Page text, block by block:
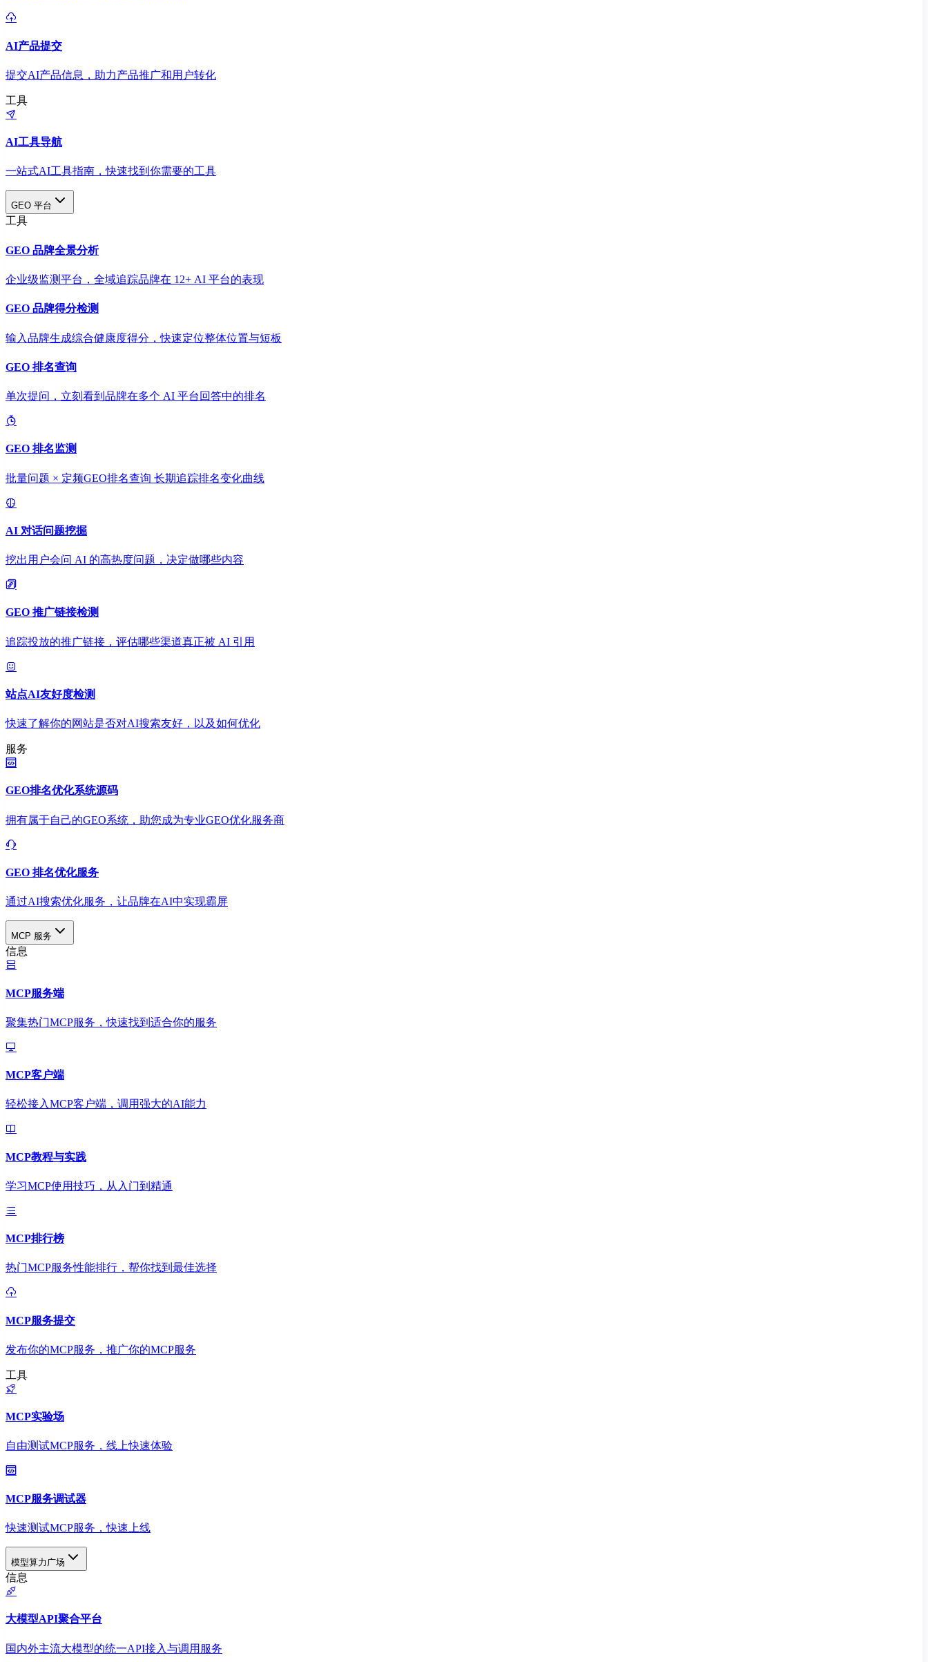
AI产品提交
提交AI产品信息，助力产品推广和用户转化
工具
AI工具导航
一站式AI工具指南，快速找到你需要的工具
GEO 平台
工具
GEO 品牌全景分析
企业级监测平台，全域追踪品牌在 12+ AI 平台的表现
GEO 品牌得分检测
输入品牌生成综合健康度得分，快速定位整体位置与短板
GEO 排名查询
单次提问，立刻看到品牌在多个 AI 平台回答中的排名
GEO 排名监测
批量问题 × 定频GEO排名查询 长期追踪排名变化曲线
AI 对话问题挖掘
挖出用户会问 AI 的高热度问题，决定做哪些内容
GEO 推广链接检测
追踪投放的推广链接，评估哪些渠道真正被 AI 引用
站点AI友好度检测
快速了解你的网站是否对AI搜索友好，以及如何优化
服务
GEO排名优化系统源码
拥有属于自己的GEO系统，助您成为专业GEO优化服务商
GEO 排名优化服务
通过AI搜索优化服务，让品牌在AI中实现霸屏
MCP 服务
信息
MCP服务端
聚集热门MCP服务，快速找到适合你的服务
MCP客户端
轻松接入MCP客户端，调用强大的AI能力
MCP教程与实践
学习MCP使用技巧，从入门到精通
MCP排行榜
热门MCP服务性能排行，帮你找到最佳选择
MCP服务提交
发布你的MCP服务，推广你的MCP服务
工具
MCP实验场
自由测试MCP服务，线上快速体验
MCP服务调试器
快速测试MCP服务，快速上线
模型算力广场
信息
大模型API聚合平台
国内外主流大模型的统一API接入与调用服务